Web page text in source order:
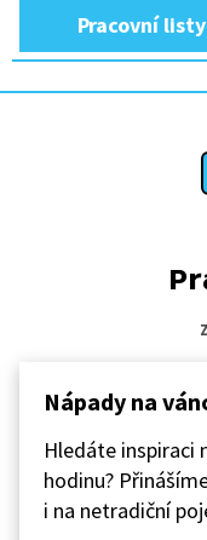
Pracovní
Nápady na
Hledáte inspiraci
hodinu?
i na netradiční